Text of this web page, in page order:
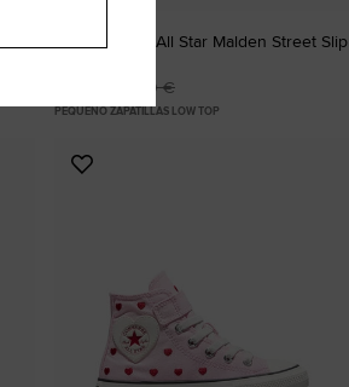
Chuck Taylor All Star Malden Street Slip
45,00 €
PEQUEÑO ZAPATILLAS LOW TOP
Añadir